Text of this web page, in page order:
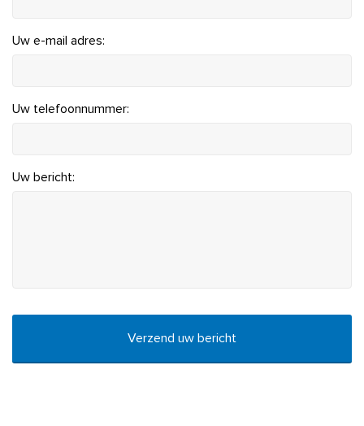
Uw e-mail adres:
Uw telefoonnummer:
Uw bericht: